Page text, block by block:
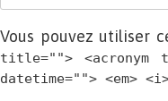
Vous pouvez utiliser
title=""> <acronym
datetime=""> <em>